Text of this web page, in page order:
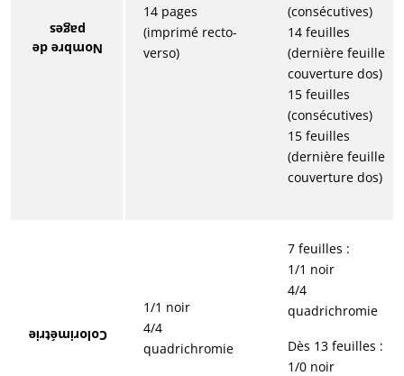
Nombre de
pages
14 pages
(imprimé recto-
verso)
(consécutives)
14 feuilles
(dernière feuille
couverture dos)
15 feuilles
(consécutives)
15 feuilles
(dernière feuille
couverture dos)
Colorimétrie
1/1 noir
4/4
quadrichromie
7 feuilles :
1/1 noir
4/4
quadrichromie
Dès 13 feuilles :
1/0 noir